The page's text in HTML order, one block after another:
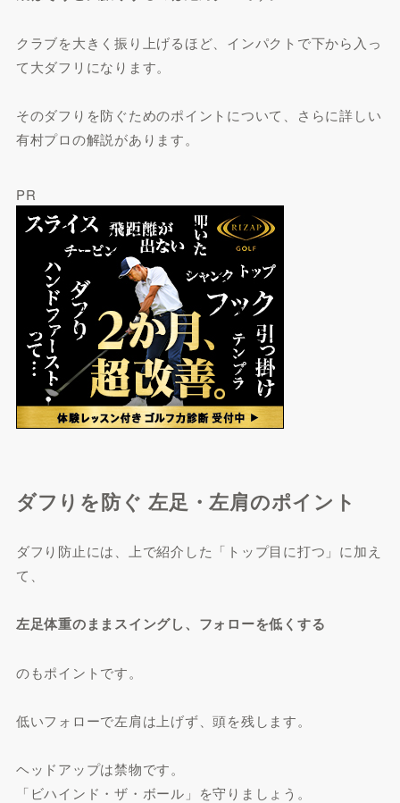
クラブを大きく振り上げるほど、インパクトで下から入っ
て大ダフリになります。
そのダフりを防ぐためのポイントについて、さらに詳しい
有村プロの解説があります。
PR
ダフりを防ぐ 左足・左肩のポイント
ダフり防止には、上で紹介した「トップ目に打つ」に加え
て、
左足体重のままスイングし、フォローを低くする
のもポイントです。
低いフォローで左肩は上げず、頭を残します。
ヘッドアップは禁物です。
「ビハインド・ザ・ボール」を守りましょう。